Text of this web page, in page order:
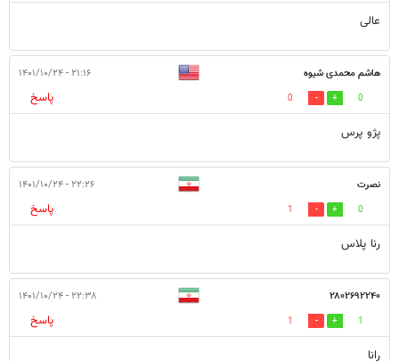
عالی
هاشم محمدی شیوه ۲۱:۱۶ - ۱۴۰۱/۱۰/۲۴
0
0
پاسخ
پژو پرس
نصرت ۲۲:۲۶ - ۱۴۰۱/۱۰/۲۴
0
1
پاسخ
رنا پلاس
۲۸۰۲۶۹۲۲۴۰ ۲۲:۳۸ - ۱۴۰۱/۱۰/۲۴
1
1
پاسخ
رانا